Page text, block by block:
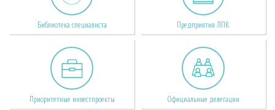
Библиотека специалиста Предприятия ЛПК
Приоритетные инвестпроекты Официальные делегации